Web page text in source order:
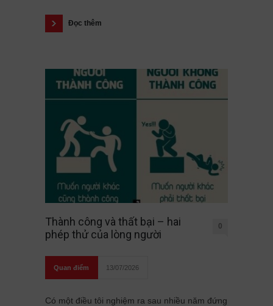
Đọc thêm
Thành công và thất bại – hai
phép thử của lòng người
0
Quan điểm 13/07/2026
Có một điều tôi nghiệm ra sau nhiều năm đứng